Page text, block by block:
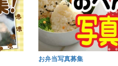
お弁当写真募集